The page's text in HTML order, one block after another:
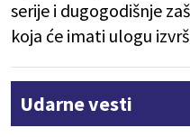
serije i dugogodišnje
koja će imati ulogu
Udarne vesti